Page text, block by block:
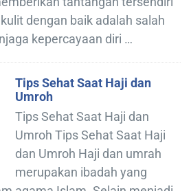
dengan baik adalah salah
kepercayaan diri …
Tips Sehat Saat Haji dan
Umroh
Tips Sehat Saat Haji dan
Umroh Tips Sehat Saat Haji
dan Umroh Haji dan umrah
merupakan ibadah yang